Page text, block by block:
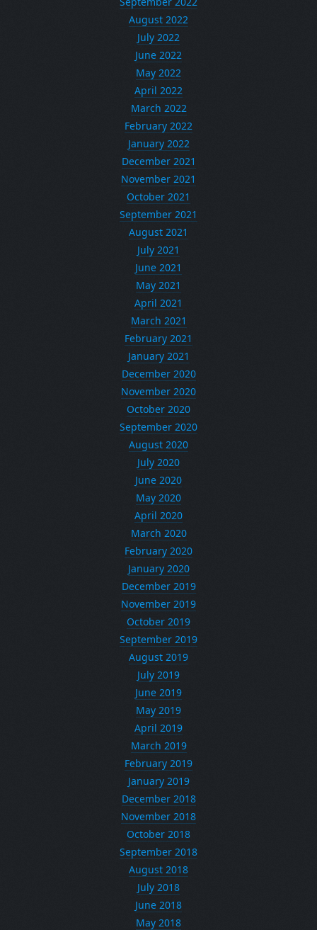
August 2022
July 2022
June 2022
May 2022
April 2022
March 2022
February 2022
January 2022
December 2021
November 2021
October 2021
September 2021
August 2021
July 2021
June 2021
May 2021
April 2021
March 2021
February 2021
January 2021
December 2020
November 2020
October 2020
September 2020
August 2020
July 2020
June 2020
May 2020
April 2020
March 2020
February 2020
January 2020
December 2019
November 2019
October 2019
September 2019
August 2019
July 2019
June 2019
May 2019
April 2019
March 2019
February 2019
January 2019
December 2018
November 2018
October 2018
September 2018
August 2018
July 2018
June 2018
May 2018